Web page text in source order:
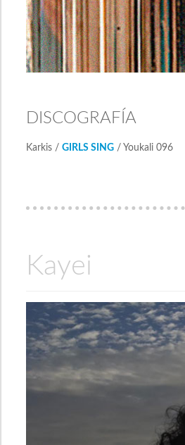
DISCOGRAFÍA
Karkis / GIRLS SING / Youkali 096
Kayei